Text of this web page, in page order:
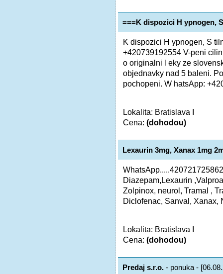
===K dispozici H ypnogen,
K dispozici H ypnogen, S
+420739192554 V-peni
o originalni l eky ze
objednavky nad 5 baleni.
pochopeni. W hatsApp:
Lokalita: Bratislava I
Cena: (dohodou)
Lexaurin 3mg, Xanax 1mg
Diazepam,Lexaurin
Zolpinox, neurol, Tramal ,
Diclofenac, Sanval, Xanax,
Lokalita: Bratislava I
Cena: (dohodou)
Predaj s.r.o. - ponuka -